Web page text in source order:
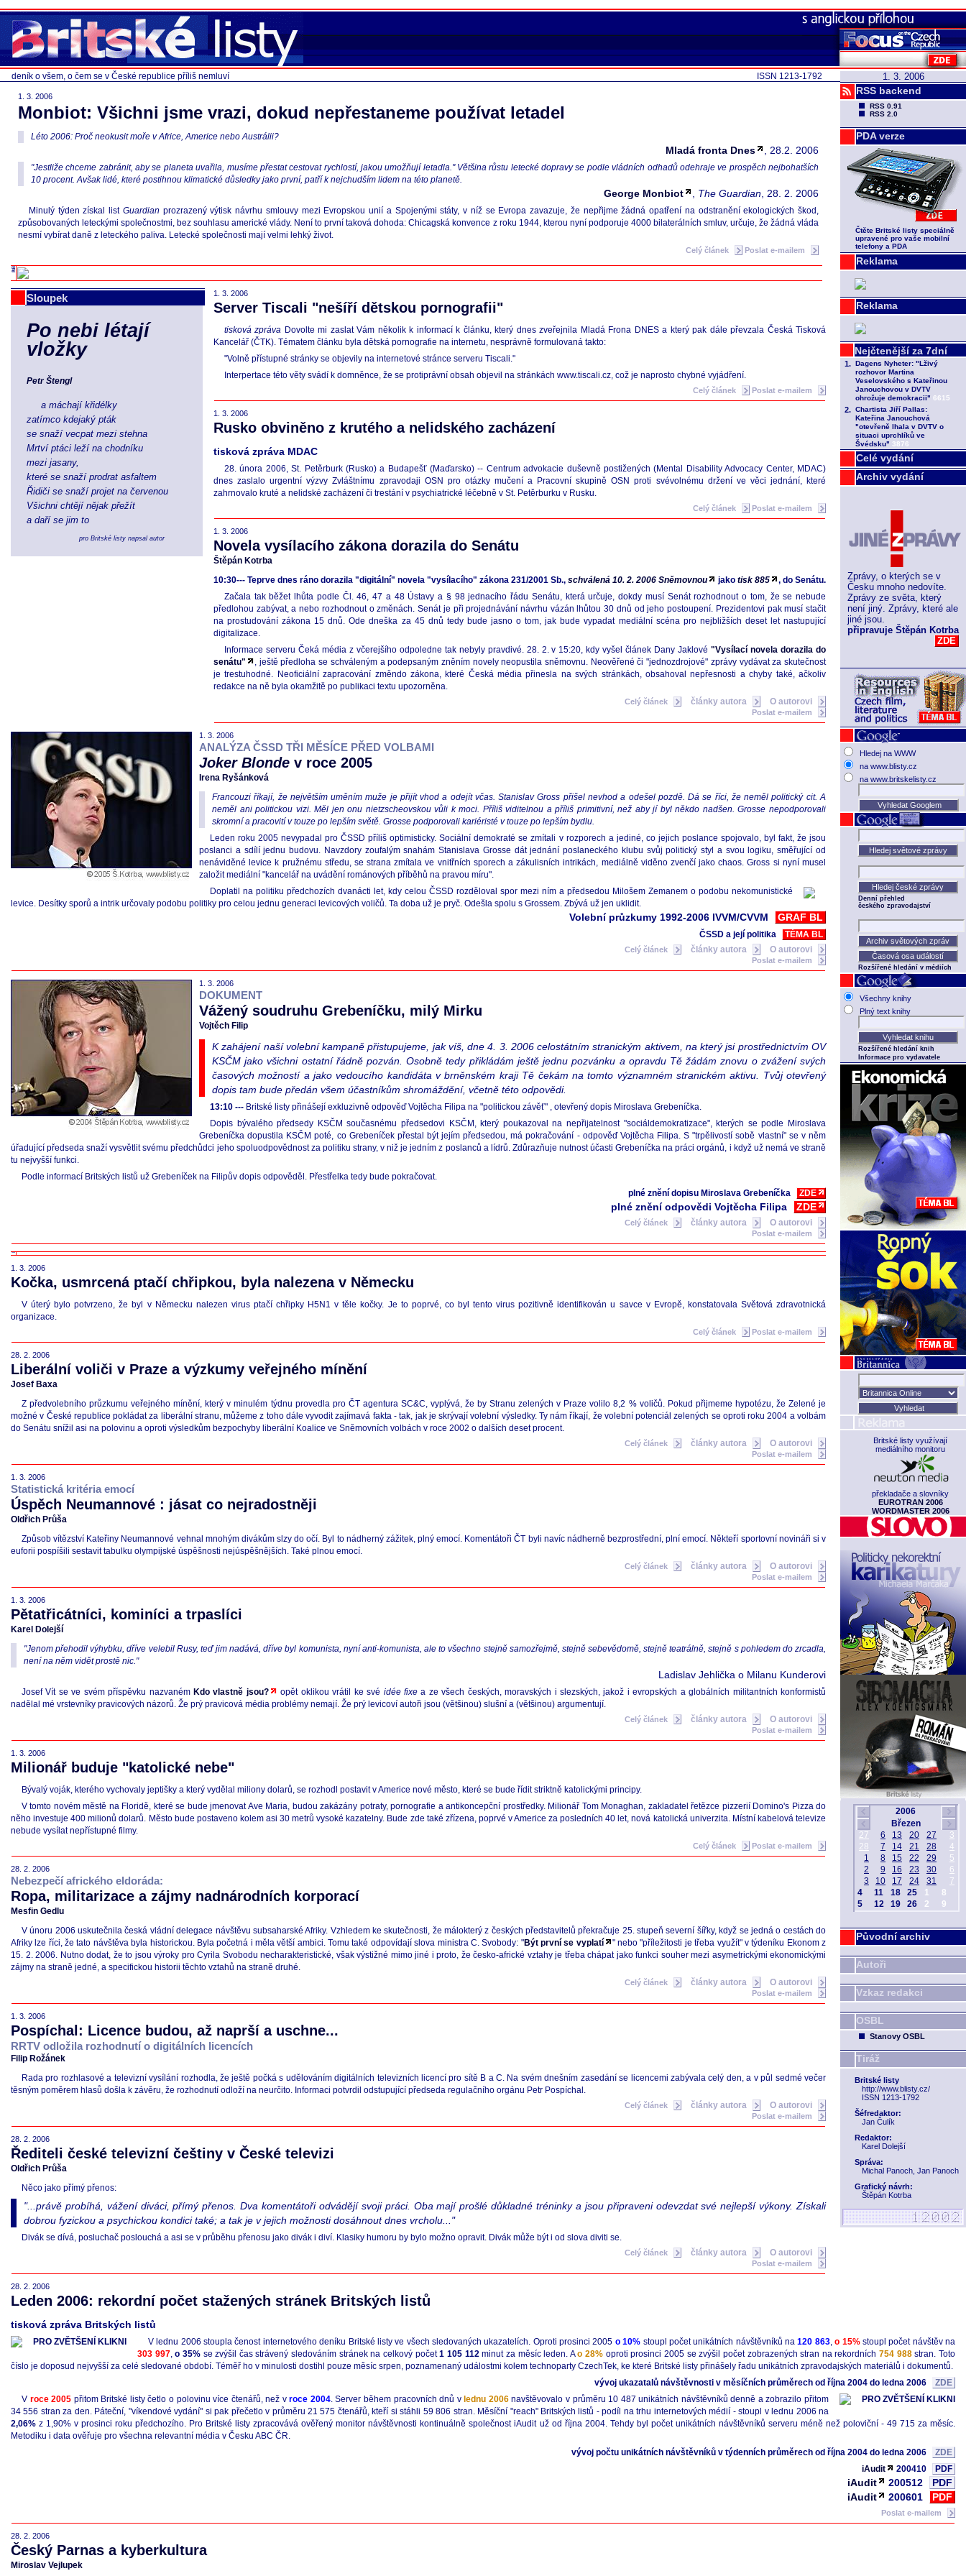
1. 3. 2006
RSS backend
RSS 0.91
RSS 2.0
PDA verze
Čtěte Britské listy speciálně
upravené pro vaše mobilní
telefony a PDA
Reklama
Reklama
Celé vydání
Archiv vydání
Zprávy, o kterých se v
Česku mnoho nedovíte.
Zprávy ze světa, který
není jiný. Zprávy, které ale
jiné jsou.
připravuje Štěpán Kotrba
ZDE
Hledej na WWW
na www.blisty.cz
na www.britskelisty.cz
Denní přehled
českého zpravodajství
Rozšířené hledání v médiích
Všechny knihy
Plný text knihy
Rozšířené hledání knih
Informace pro vydavatele
Britské listy využívají
mediálního monitoru
překladače a slovníky
EUROTRAN 2006
WORDMASTER 2006
Původní archiv
Autoři
Vzkaz redakci
OSBL
Stanovy OSBL
Tiráž
Britské listy
http://www.blisty.cz/
ISSN 1213-1792
Šéfredaktor:
Jan Čulík
Redaktor:
Karel Dolejší
Správa:
Michal Panoch, Jan Panoch
Grafický návrh:
Štěpán Kotrba
ISSN 1213-1792
deník o všem, o čem se v České republice příliš nemluví
1. 3. 2006
Monbiot: Všichni jsme vrazi, dokud nepřestaneme používat letadel
Léto 2006: Proč neokusit moře v Africe, Americe nebo Austrálii?
Mladá fronta Dnes , 28.2. 2006
"Jestliže chceme zabránit, aby se planeta uvařila, musíme přestat cestovat rychlostí, jakou umožňují letadla." Většina růstu letecké dopravy se podle vládních odhadů odehraje ve prospěch nejbohatších
10 procent. Avšak lidé, které postihnou klimatické důsledky jako první, patří k nejchudším lidem na této planetě.
George Monbiot The Guardian , 28. 2. 2006
Minulý týden získal list Guardian prozrazený výtisk návrhu smlouvy mezi Evropskou unií a Spojenými státy, v níž se Evropa zavazuje, že nepřijme žádná opatření na odstranění ekologických škod,
způsobovaných leteckými společnostmi, bez souhlasu americké vlády. Není to první taková dohoda: Chicagská konvence z roku 1944, kterou nyní podporuje 4000 bilaterálních smluv, určuje, že žádná vláda
nesmí vybírat daně z leteckého paliva. Letecké společnosti mají velmi lehký život.
Celý článek Poslat e-mailem
Sloupek
Po nebi létají
vložky
Petr Štengl
a máchají křidélky
zatímco kdejaký pták
se snaží vecpat mezi stehna
Mrtví ptáci leží na chodníku
mezi jasany,
které se snaží prodrat asfaltem
Řidiči se snaží projet na červenou
Všichni chtějí nějak přežít
a daří se jim to
pro Britské listy napsal autor
1. 3. 2006
Server Tiscali "nešíří dětskou pornografii"
tisková zpráva Dovolte mi zaslat Vám několik k informací k článku, který dnes zveřejnila Mladá Frona DNES a který pak dále převzala Česká Tisková
Kancelář (ČTK). Tématem článku byla dětská pornografie na internetu, nesprávně formulovaná takto:
"Volně přístupné stránky se objevily na internetové stránce serveru Tiscali."
Interpertace této věty svádí k domněnce, že se protiprávní obsah objevil na stránkách www.tiscali.cz, což je naprosto chybné vyjádření.
Celý článek Poslat e-mailem
1. 3. 2006
Rusko obviněno z krutého a nelidského zacházení
tisková zpráva MDAC
28. února 2006, St. Petěrburk (Rusko) a Budapešť (Maďarsko) -- Centrum advokacie duševně postižených (Mental Disability Advocacy Center, MDAC)
dnes zaslalo urgentní výzvy Zvláštnímu zpravodaji OSN pro otázky mučení a Pracovní skupině OSN proti svévolnému držení ve věci jednání, které
zahrnovalo kruté a nelidské zacházení či trestání v psychiatrické léčebně v St. Petěrburku v Rusku.
Celý článek Poslat e-mailem
1. 3. 2006
Novela vysílacího zákona dorazila do Senátu
Štěpán Kotrba
10:30--- Teprve dnes ráno dorazila "digitální" novela "vysílacího" zákona 231/2001 Sb., schválená 10. 2. 2006 Sněmovnou jako tisk 885
, do Senátu.
Začala tak běžet lhůta podle Čl. 46, 47 a 48 Ústavy a § 98 jednacího řádu Senátu, která určuje, dokdy musí Senát rozhodnout o tom, že se nebude
předlohou zabývat, a nebo rozhodnout o změnách. Senát je při projednávání návrhu vázán lhůtou 30 dnů od jeho postoupení. Prezidentovi pak musí stačit
na prostudování zákona 15 dnů. Ode dneška za 45 dnů tedy bude jasno o tom, jak bude vypadat mediální scéna pro nejbližších deset let nastupující
digitalizace.
Informace serveru Čeká média z včerejšího odpoledne tak nebyly pravdivé. 28. 2. v 15:20, kdy vyšel článek Dany Jaklové"Vysílací novela dorazila do
senátu"
, ještě předloha se schváleným a podepsaným zněním novely neopustila sněmovnu. Neověřené či "jednozdrojové" zprávy vydávat za skutečnost
je trestuhodné. Neoficiální zapracování změndo zákona, které Česká média přinesla na svých stránkách, obsahoval nepřesnosti a chyby také, ačkoliv
redakce na ně byla okamžitě po publikaci textu upozorněna.
Celý článek články autora O autorovi
Poslat e-mailem
1. 3. 2006
ANALÝZA ČSSD TŘI MĚSÍCE PŘED VOLBAMI
Joker Blonde v roce 2005
Irena Ryšánková
Francouzi říkají, že největším uměním muže je přijít vhod a odejít včas. Stanislav Gross přišel nevhod a odešel pozdě. Dá se říci, že neměl politický cit. A
neměl ani politickou vizi. Měl jen onu nietzscheovskou vůli k moci. Příliš viditelnou a příliš primitivní, než aby jí byl někdo nadšen. Grosse nepodporovali
skromní a pracovití v touze po lepším světě. Grosse podporovali kariéristé v touze po lepším bydlu.
Leden roku 2005 nevypadal pro ČSSD příliš optimisticky. Sociální demokraté se zmítali v rozporech a jediné, co jejich poslance spojovalo, byl fakt, že jsou
poslanci a sdílí jednu budovu. Navzdory zoufalým snahám Stanislava Grosse dát jednání poslaneckého klubu svůj politický styl a svou logiku, směřující od
nenáviděné levice k pružnému středu, se strana zmítala ve vnitřních sporech a zákulisních intrikách, mediálně viděno zvenčí jako chaos. Gross si nyní musel
založit mediální "kancelář na uvádění románových příběhů na pravou míru".
Doplatil na politiku předchozích dvanácti let, kdy celou ČSSD rozděloval spor mezi ním a předsedou Milošem Zemanem o podobu nekomunistické
levice. Desítky sporů a intrik určovaly podobu politiky pro celou jednu generaci levicových voličů. Ta doba už je pryč. Odešla spolu s Grossem. Zbývá už jen uklidit.
Volební průzkumy 1992-2006 IVVM/CVVM GRAF BL
ČSSD a její politika TÉMA BL
Celý článek články autora O autorovi
Poslat e-mailem
1. 3. 2006
DOKUMENT
Vážený soudruhu Grebeníčku, milý Mirku
Vojtěch Filip
K zahájení naší volební kampaně přistupujeme, jak víš, dne 4. 3. 2006 celostátním stranickým aktivem, na který jsi prostřednictvím OV
KSČM jako všichni ostatní řádně pozván. Osobně tedy přikládám ještě jednu pozvánku a opravdu Tě žádám znovu o zvážení svých
časových možností a jako vedoucího kandidáta v brněnském kraji Tě čekám na tomto významném stranickém aktivu. Tvůj otevřený
dopis tam bude předán všem účastníkům shromáždění, včetně této odpovědi.
13:10 --- Britské listy přinášejí exkluzivně odpověď Vojtěcha Filipa na "politickou závěť" , otevřený dopis Miroslava Grebeníčka.
Dopis bývalého předsedy KSČM současnému předsedovi KSČM, který poukazoval na nepřijatelnost "sociáldemokratizace", kterých se podle Miroslava
Grebeníčka dopustila KSČM poté, co Grebeníček přestal být jejím předsedou, má pokračování - odpověď Vojtěcha Filipa. S "trpělivostí sobě vlastní" se v něm
úřadující předseda snaží vysvětlit svému předchůdci jeho spoluodpovědnost za politiku strany, v niž je jedním z poslanců a lídrů. Zdůrazňuje nutnost účasti Grebeníčka na práci orgánů, i když už nemá ve straně
tu nejvyšší funkci.
Podle informací Britských listů už Grebeníček na Filipův dopis odpověděl. Přestřelka tedy bude pokračovat.
plné znění dopisu Miroslava Grebeníčka
ZDE
plné znění odpovědi Vojtěcha Filipa ZDE
Celý článek články autora O autorovi
Poslat e-mailem
1. 3. 2006
Kočka, usmrcená ptačí chřipkou, byla nalezena v Německu
V úterý bylo potvrzeno, že byl v Německu nalezen virus ptačí chřipky H5N1 v těle kočky. Je to poprvé, co byl tento virus pozitivně identifikován u savce v Evropě, konstatovala Světová zdravotnická
organizace.
Celý článek Poslat e-mailem
28. 2. 2006
Liberální voliči v Praze a výzkumy veřejného mínění
Josef Baxa
Z předvolebního průzkumu veřejného mínění, který v minulém týdnu provedla pro ČT agentura SC&C, vyplývá, že by Stranu zelených v Praze volilo 8,2 % voličů. Pokud přijmeme hypotézu, že Zelené je
možné v České republice pokládat za liberální stranu, můžeme z toho dále vyvodit zajímavá fakta - tak, jak je skrývají volební výsledky. Ty nám říkají, že volební potenciál zelených se oproti roku 2004 a volbám
do Senátu snížil asi na polovinu a oproti výsledkům bezpochyby liberální Koalice ve Sněmovních volbách v roce 2002 o dalších deset procent.
Celý článek články autora O autorovi
Poslat e-mailem
1. 3. 2006
Statistická kritéria emocí
Úspěch Neumannové : jásat co nejradostněji
Oldřich Průša
Způsob vítězství Kateřiny Neumannové vehnal mnohým divákům slzy do očí. Byl to nádherný zážitek, plný emocí. Komentátoři ČT byli navíc nádherně bezprostřední, plní emocí. Někteří sportovní novináři si v
euforii pospíšili sestavit tabulku olympijské úspěšnosti nejúspěšnějších. Také plnou emocí.
Celý článek články autora O autorovi
Poslat e-mailem
1. 3. 2006
Pětatřicátníci, kominíci a trpaslíci
Karel Dolejší
"Jenom přehodil výhybku, dříve velebil Rusy, teď jim nadává, dříve byl komunista, nyní anti-komunista, ale to všechno stejně samozřejmě, stejně sebevědomě, stejně teatrálně, stejně s pohledem do zrcadla,
není na něm vidět prostě nic."
Ladislav Jehlička o Milanu Kunderovi
Josef Vít se ve svém příspěvku nazvaném Kdo vlastně jsou? opět oklikou vrátil ke své idée fixea ze všech českých, moravských i slezských, jakož i evropských a globálních militantních konformistů
nadělal mé vrstevníky pravicových názorů. Že prý pravicová média problémy nemají. Že prý levicoví autoři jsou (většinou) slušní a (většinou) argumentují.
Celý článek články autora O autorovi
Poslat e-mailem
1. 3. 2006
Milionář buduje "katolické nebe"
Bývalý voják, kterého vychovaly jeptišky a který vydělal miliony dolarů, se rozhodl postavit v Americe nové město, které se bude řídit striktně katolickými principy.
V tomto novém městě na Floridě, které se bude jmenovat Ave Maria, budou zakázány potraty, pornografie a antikoncepční prostředky. Milionář Tom Monaghan, zakladatel řetězce pizzerií Domino's Pizza do
něho investuje 400 milionů dolarů. Město bude postaveno kolem asi 30 metrů vysoké kazatelny. Bude zde také zřízena, poprvé v Americe za posledních 40 let, nová katolická univerzita. Místní kabelová televize
nebude vysílat nepřístupné filmy.
Celý článek Poslat e-mailem
28. 2. 2006
Nebezpečí afrického eldoráda:
Ropa, militarizace a zájmy nadnárodních korporací
Mesfin Gedlu
V únoru 2006 uskutečnila česká vládní delegace návštěvu subsaharské Afriky. Vzhledem ke skutečnosti, že málokterý z českých představitelů překračuje 25. stupeň severní šířky, když se jedná o cestách do
Afriky lze říci, že tato návštěva byla historickou. Byla početná i měla větší ambici. Tomu také odpovídají slova ministra C. Svobody: "Být první se vyplatí
" nebo "příležitosti je třeba využít" v týdeníku Ekonom z
15. 2. 2006. Nutno dodat, že to jsou výroky pro Cyrila Svobodu necharakteristické, však výstižné mimo jiné i proto, že česko-africké vztahy je třeba chápat jako funkci souher mezi asymetrickými ekonomickými
zájmy na straně jedné, a specifickou historii těchto vztahů na straně druhé.
Celý článek články autora O autorovi
Poslat e-mailem
1. 3. 2006
Pospíchal: Licence budou, až naprší a uschne...
RRTV odložila rozhodnutí o digitálních licencích
Filip Rožánek
Rada pro rozhlasové a televizní vysílání rozhodla, že ještě počká s udělováním digitálních televizních licencí pro sítě B a C. Na svém dnešním zasedání se licencemi zabývala celý den, a v půl sedmé večer
těsným poměrem hlasů došla k závěru, že rozhodnutí odloží na neurčito. Informaci potvrdil odstupující předseda regulačního orgánu Petr Pospíchal.
Celý článek články autora O autorovi
Poslat e-mailem
28. 2. 2006
Řediteli české televizní češtiny v České televizi
Oldřich Průša
Něco jako přímý přenos:
"...právě probíhá, vážení diváci, přímý přenos. Dva komentátoři odvádějí svoji práci. Oba mají prošlé důkladné tréninky a jsou připraveni odevzdat své nejlepší výkony. Získali
dobrou fyzickou a psychickou kondici také; a tak je v jejich možnosti dosáhnout dnes vrcholu..."
Divák se dívá, posluchač poslouchá a asi se v průběhu přenosu jako divák i diví. Klasiky humoru by bylo možno opravit. Divák může být i od slova diviti se.
Celý článek články autora O autorovi
Poslat e-mailem
28. 2. 2006
Leden 2006: rekordní počet stažených stránek Britských listů
tisková zpráva Britských listů
V lednu 2006 stoupla čenost internetového deníku Britské listy ve všech sledovaných ukazatelích. Oproti prosinci 2005 o 10% stoupl počet unikátních návštěvníků na120 863,o 15%stoupl počet návštěv na
303 997,o 35%se zvýšil čas strávený sledováním stránek na celkový počet1 105 112minut za měsíc leden. Ao 28% oproti prosinci 2005 se zvýšil počet zobrazených stran na rekordních754 988stran. Toto
číslo je doposud nejvyšší za celé sledované období. Téměř ho v minulosti dostihl pouze měsíc srpen, poznamenaný událostmi kolem technoparty CzechTek, ke které Britské listy přinášely řadu unikátních zpravodajských materiálů i dokumentů.
vývoj ukazatalů návštěvnosti v měsíčních průměrech od října 2004 do ledna 2006
ZDE
V roce 2005 přitom Britské listy četlo o polovinu více čtenářů, než vroce 2004. Server během pracovních dnů v lednu 2006navštěvovalo v průměru 10 487 unikátních návštěvníků denně a zobrazilo přitom
34 556 stran za den. Páteční, "víkendové vydání" si pak přečetlo v průměru 21 575 čtenářů, kteří si stáhli 59 806 stran. Měsíční "reach" Britských listů - podíl na trhu internetových médií - stoupl v lednu 2006 na
2,06% z 1,90% v prosinci roku předchozího. Pro Britské listy zpracovává ověřený monitor návštěvnosti kontinuálně společnost iAudit už od října 2004. Tehdy byl počet unikátních návštěvníků serveru méně než poloviční - 49 715 za měsíc.
Metodiku i data ověřuje pro všechna relevantní média v Česku ABC ČR.
vývoj počtu unikátních návštěvníků v týdenních průměrech od října 2004 do ledna 2006
ZDE
iAudit
200410 PDF
iAudit 200512
PDF
iAudit
200601 PDF
Poslat e-mailem
28. 2. 2006
Český Parnas a kyberkultura
Miroslav Vejlupek